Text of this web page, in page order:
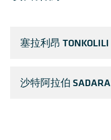
塞拉利昂 TONKOLILI
沙特阿拉伯 SADARA